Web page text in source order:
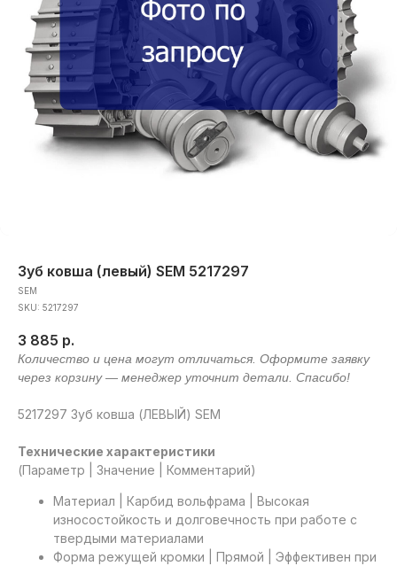
Зуб ковша (левый) SEM 5217297
SEM
SKU: 5217297
3 885 р.
5217297 Зуб ковша (ЛЕВЫЙ) SEM
Технические характеристики
(Параметр | Значение | Комментарий)
Материал | Карбид вольфрама | Высокая
износостойкость и долговечность при работе с
твердыми материалами
Форма режущей кромки | Прямой | Эффективен при